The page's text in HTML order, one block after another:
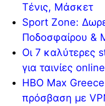
Τένις, Μάσκετ
Sport Zone:
Ποδοσφαίρου &
Οι 7 καλύτερες
για ταινίες online
HBO Max
πρόσβαση με